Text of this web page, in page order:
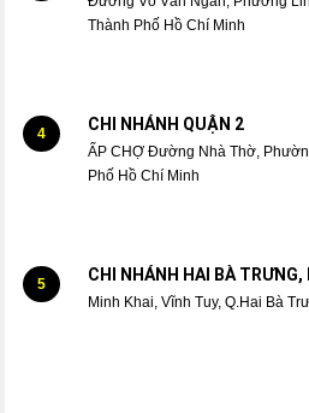
Thành Phố Hồ Chí Minh
4 CHI NHÁNH QUẬN 2
ẤP CHỢ Đường Nhà Thờ,
Phố Hồ Chí Minh
5 CHI NHÁNH HAI BÀ TRƯNG,
Minh Khai, Vĩnh Tuy, Q.Hai Bà